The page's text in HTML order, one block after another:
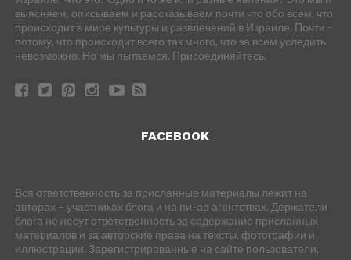
выясняем, описываем и рассказываем почти что обо всем, что
происходит в мире культуры и развлечений в Израиле. Почти -
потому, что происходит всего так много, что за всем уследить
невозможно. Но мы пытаемся. Присоединяйтесь.
FACEBOOK
Вся ответственность за присланные материалы лежит на
авторах – участниках блога и на пи-ар агентствах. Держатели
блога не несут ответственность за содержание присланных
материалов и за авторские права на тексты, фотографии и
иллюстрации. Зарегистрированные на сайте пользователи,